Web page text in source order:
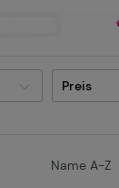
Preis